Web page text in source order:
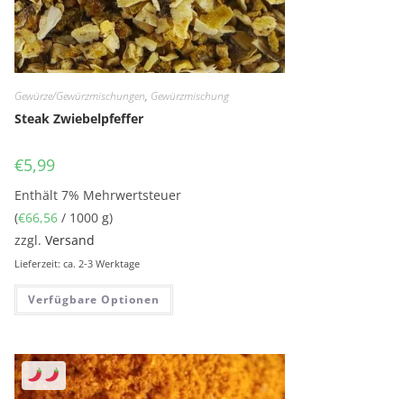
Gewürze/Gewürzmischungen, Gewürzmischung
Steak Zwiebelpfeffer
€5,99
Enthält 7% Mehrwertsteuer
(€66,56 / 1000 g)
zzgl.Versand
Lieferzeit: ca. 2-3 Werktage
Verfügbare Optionen